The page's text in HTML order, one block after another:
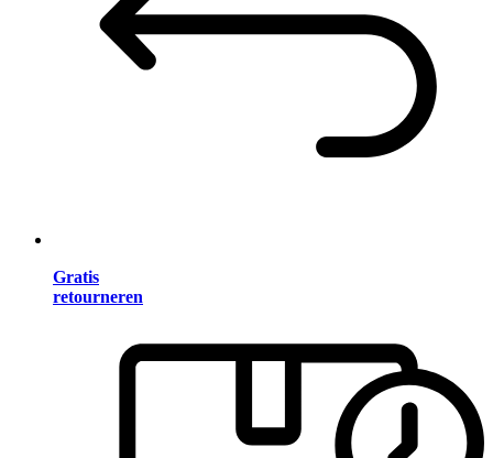
Gratis
retourneren